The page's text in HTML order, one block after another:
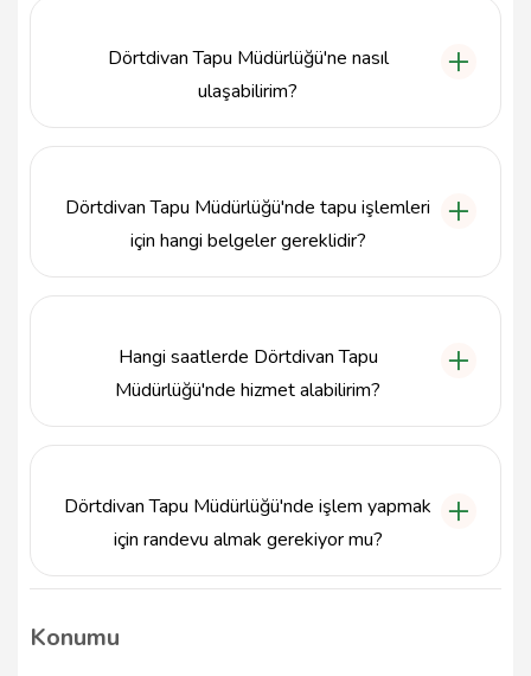
Dörtdivan Tapu Müdürlüğü'ne nasıl
ulaşabilirim?
gidebilirsiniz.
Dörtdivan Tapu Müdürlüğü'nde tapu işlemleri
için hangi belgeler gereklidir?
Hangi saatlerde Dörtdivan Tapu
Müdürlüğü'nde hizmet alabilirim?
Dörtdivan Tapu Müdürlüğü'nde işlem yapmak
için randevu almak gerekiyor mu?
Dörtdivan Tapu Müdürlüğü'nde işlem yapmak için
nedeniyle randevu almanız tavsiye edilir.
Konumu